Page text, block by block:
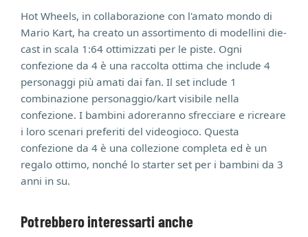
Hot Wheels, in collaborazione con l'amato mondo di
Mario Kart, ha creato un assortimento di modellini die-
cast in scala 1:64 ottimizzati per le piste. Ogni
confezione da 4 è una raccolta ottima che include 4
personaggi più amati dai fan. Il set include 1
combinazione personaggio/kart visibile nella
confezione. I bambini adoreranno sfrecciare e ricreare
i loro scenari preferiti del videogioco. Questa
confezione da 4 è una collezione completa ed è un
regalo ottimo, nonché lo starter set per i bambini da 3
anni in su.
Potrebbero interessarti anche